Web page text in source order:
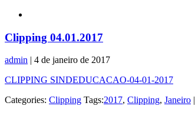
Clipping 04.01.2017
admin | 4 de janeiro de 2017
CLIPPING SINDEDUCACAO-04-01-2017
Categories: Clipping Tags:2017, Clipping, Janeiro |